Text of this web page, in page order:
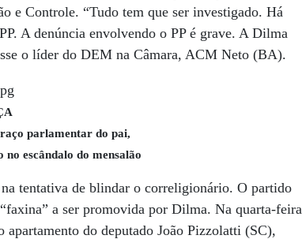
e Controle. “Tudo tem que ser investigado. Há
A denúncia envolvendo o PP é grave. A Dilma
o líder do DEM na Câmara, ACM Neto (BA).
parlamentar do pai,
no escândalo do mensalão
tentativa de blindar o correligionário. O partido
a ser promovida por Dilma. Na quarta-feira
apartamento do deputado João Pizzolatti (SC),